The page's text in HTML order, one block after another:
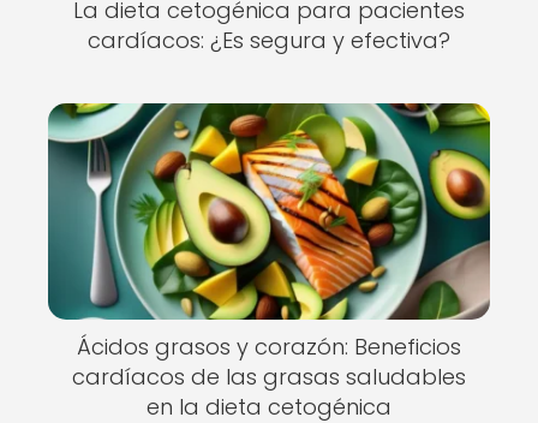
La dieta cetogénica para pacientes
cardíacos: ¿Es segura y efectiva?
Ácidos grasos y corazón: Beneficios
cardíacos de las grasas saludables
en la dieta cetogénica